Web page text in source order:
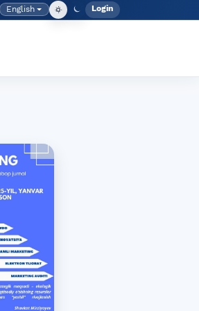
Language
English Admin
Login